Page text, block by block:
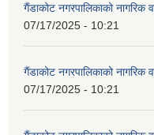
गैंडाकोट नगरपालिकाको
07/17/2025 - 10:21
गैंडाकोट नगरपालिकाको
07/17/2025 - 10:21